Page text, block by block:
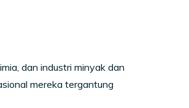
dan industri minyak dan
mereka tergantung